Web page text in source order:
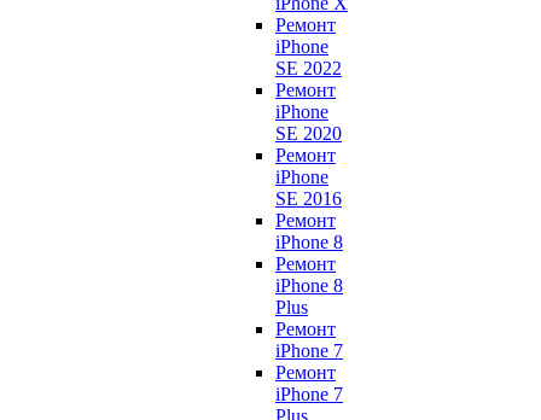
Ремонт
iPhone
SE 2022
Ремонт
iPhone
SE 2020
Ремонт
iPhone
SE 2016
Ремонт
iPhone 8
Ремонт
iPhone 8
Plus
Ремонт
iPhone 7
Ремонт
iPhone 7
Plus